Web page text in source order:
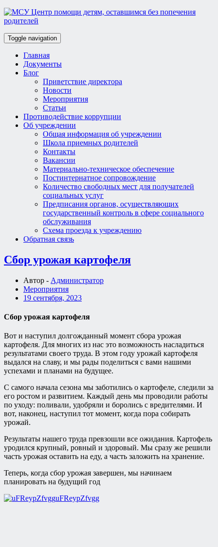
Toggle navigation
Главная
Документы
Блог
Приветствие директора
Новости
Мероприятия
Статьи
Противодействие коррупции
Об учреждении
Общая информация об учреждении
Школа приемных родителей
Контакты
Вакансии
Материально-техническое обеспечение
Постинтернатное сопровождение
Количество свободных мест для получателей
социальных услуг
Предписания органов, осуществляющих
государственный контроль в сфере социального
обслуживания
Схема проезда к учреждению
Обратная связь
Cбор урожая картофеля
Автор - Администратор
Мероприятия
19 сентября, 2023
Cбор урожая картофеля
Вот и наступил долгожданный момент сбора урожая
картофеля. Для многих из нас это возможность насладиться
результатами своего труда. В этом году урожай картофеля
выдался на славу, и мы рады поделиться с вами нашими
успехами и планами на будущее.
С самого начала сезона мы заботились о картофеле, следили за
его ростом и развитием. Каждый день мы проводили работы
по уходу: поливали, удобряли и боролись с вредителями. И
вот, наконец, наступил тот момент, когда пора собирать
урожай.
Результаты нашего труда превзошли все ожидания. Картофель
уродился крупный, ровный и здоровый. Мы сразу же решили
часть урожая оставить на еду, а часть заложить на хранение.
Теперь, когда сбор урожая завершен, мы начинаем
планировать на будущий год
uFReypZfvgg